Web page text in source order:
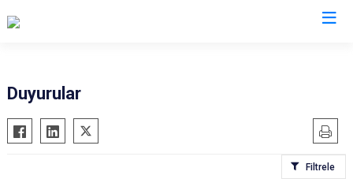
Tillo
Baykan
Duyurular
Filtrele